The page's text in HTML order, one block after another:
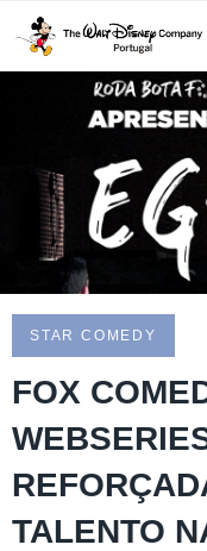
STAR COMEDY
FOX
TALENTO